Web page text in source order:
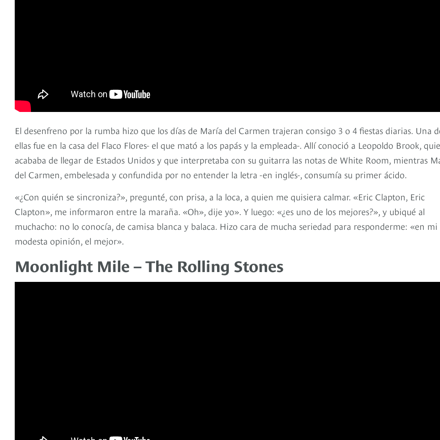
El desenfreno por la rumba hizo que los días de María del Carmen trajeran consigo 3 o 4 fiestas diarias. Una
ellas fue en la casa del Flaco Flores- el que mató a los papás y la empleada-. Allí conoció a Leopoldo Brook,
acababa de llegar de Estados Unidos y que interpretaba con su guitarra las notas de White Room, mientras
del Carmen, embelesada y confundida por no entender la letra -en inglés-, consumía su primer ácido.
«¿Con quién se sincroniza?», pregunté, con prisa, a la loca, a quien me quisiera calmar. «Eric Clapton, Eric
Clapton», me informaron entre la maraña. «Oh», dije yo». Y luego: «¿es uno de los mejores?», y ubiqué al
muchacho: no lo conocía, de camisa blanca y balaca. Hizo cara de mucha seriedad para responderme: «en mi
modesta opinión, el mejor».
Moonlight Mile – The Rolling Stones